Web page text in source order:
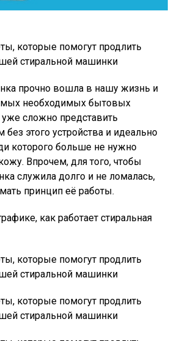
прочно вошла в нашу жизнь и
необходимых бытовых
сложно представить
этого устройства и идеально
которого больше не нужно
Впрочем, для того, чтобы
служила долго и не ломалась,
принцип её работы.
как работает стиральная